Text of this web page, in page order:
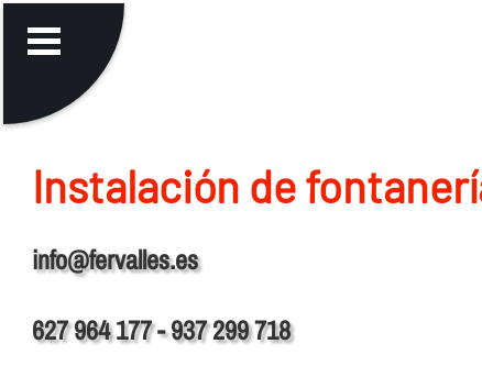
Instalación de
info@fervalles.es
627 964 177 - 937 299 718